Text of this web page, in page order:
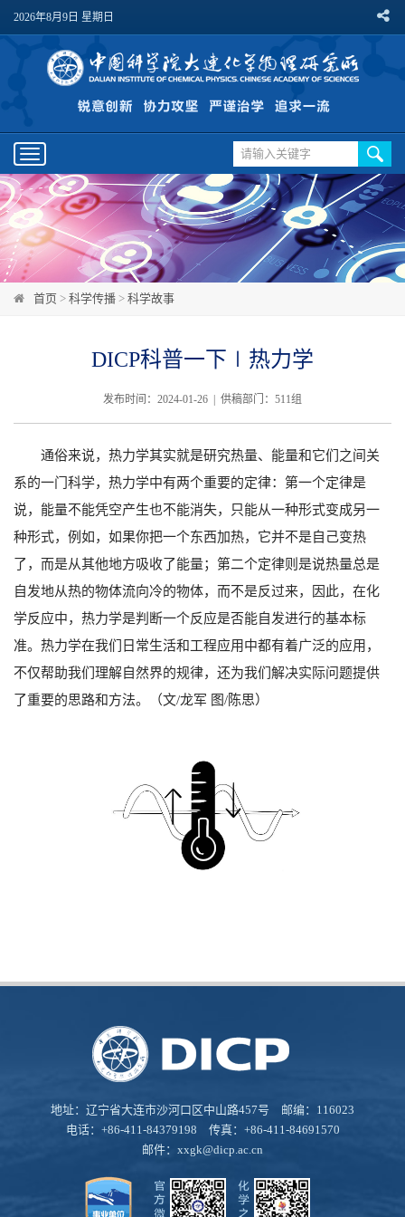
2026年8月9日 星期日
Toggle
navigation
首页 > 科学传播 > 科学故事
DICP科普一下∣热力学
发布时间：2024-01-26 | 供稿部门：511组
通俗来说，热力学其实就是研究热量、能量和它们之间关
系的一门科学，热力学中有两个重要的定律：第一个定律是
说，能量不能凭空产生也不能消失，只能从一种形式变成另一
种形式，例如，如果你把一个东西加热，它并不是自己变热
了，而是从其他地方吸收了能量；第二个定律则是说热量总是
自发地从热的物体流向冷的物体，而不是反过来，因此，在化
学反应中，热力学是判断一个反应是否能自发进行的基本标
准。热力学在我们日常生活和工程应用中都有着广泛的应用，
不仅帮助我们理解自然界的规律，还为我们解决实际问题提供
了重要的思路和方法。（文/龙军 图/陈思）
地址：辽宁省大连市沙河口区中山路457号 邮编：116023
电话：+86-411-84379198 传真：+86-411-84691570
邮件： xxgk@dicp.ac.cn